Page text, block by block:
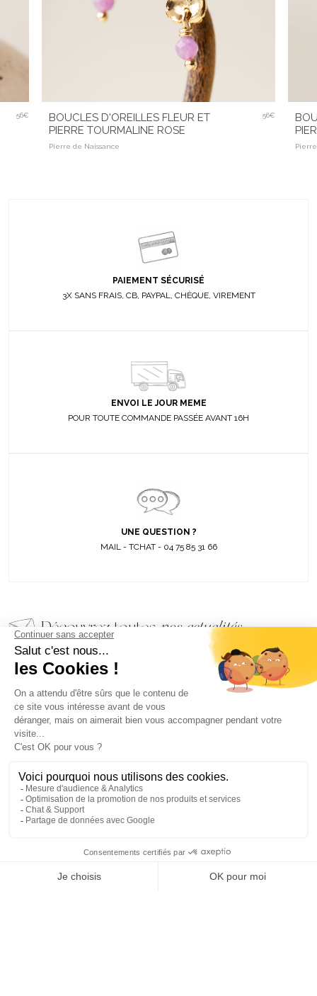
56€
BOUCLES D'OREILLES FLEUR ET
PIERRE TOURMALINE ROSE
Pierre de Naissance
56€
PAIEMENT SÉCURISÉ
3X SANS FRAIS, CB, PAYPAL, CHÈQUE, VIREMENT
ENVOI LE JOUR MEME
POUR TOUTE COMMANDE PASSÉE AVANT 16H
UNE QUESTION ?
MAIL - TCHAT - 04 75 85 31 66
Découvrez toutes nos actualités
EMAIL
VALIDER